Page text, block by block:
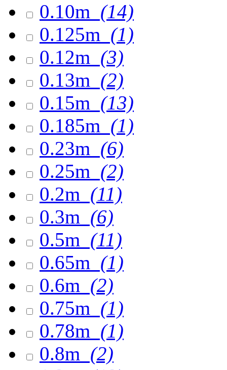
0.10m (14)
0.125m (1)
0.12m (3)
0.13m (2)
0.15m (13)
0.185m (1)
0.23m (6)
0.25m (2)
0.2m (11)
0.3m (6)
0.5m (11)
0.65m (1)
0.6m (2)
0.75m (1)
0.78m (1)
0.8m (2)